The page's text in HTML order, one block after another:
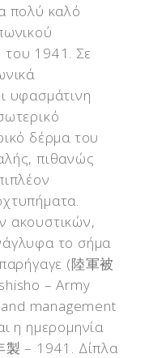
πολύ καλό
του 1941. Σε
υφασμάτινη
δέρμα του
πιθανώς
ακουστικών,
το σήμα
(陸軍被
– Army
management
η ημερομηνία
製 – 1941. Δίπλα